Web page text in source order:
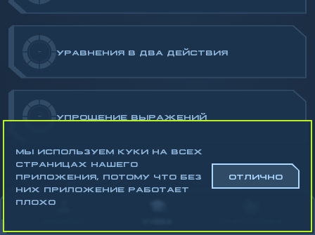
- УРАВНЕНИЯ В ДВА ДЕЙСТВИЯ
- УПРОЩЕНИЕ ВЫРАЖЕНИЙ
Математика
Геометрия
МЫ ИСПОЛЬЗУЕМ КУКИ НА ВСЕХ
СТРАНИЦАХ НАШЕГО
ПРИЛОЖЕНИЯ, ПОТОМУ ЧТО БЕЗ
НИХ ПРИЛОЖЕНИЕ РАБОТАЕТ
ПЛОХО
ОТЛИЧНО